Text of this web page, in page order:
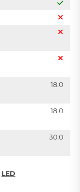
18.0
18.0
30.0
LED